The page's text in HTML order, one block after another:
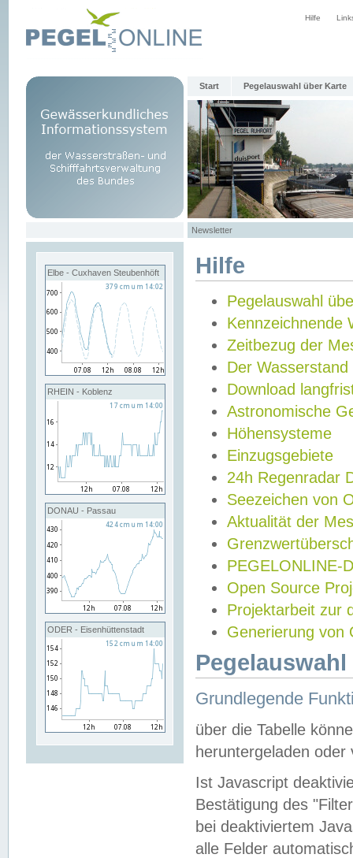
Hilfe
Start Pegelauswahl über Karte
Newsletter
Elbe - Cuxhaven Steubenhöft
RHEIN - Koblenz
DONAU - Passau
ODER - Eisenhüttenstadt
Hilfe
Pegelauswahl
Kennzeichnende
Zeitbezug der
Der Wasserstand
Download
Astronomische
Höhensysteme
Einzugsgebiete
24h Regenradar
Seezeichen von
Aktualität der
PEGELONLINE-
Open Source
Projektarbeit zur
Generierung von
Grundlegende
über die Tabelle
heruntergeladen oder
Ist Javascript
Bestätigung des
bei deaktiviertem
alle Felder